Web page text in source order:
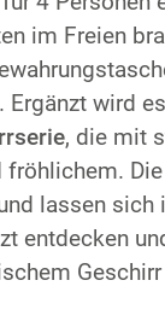
im Freien
Ergänzt wird
, die mit
fröhlichem.
lassen sich
entdecken